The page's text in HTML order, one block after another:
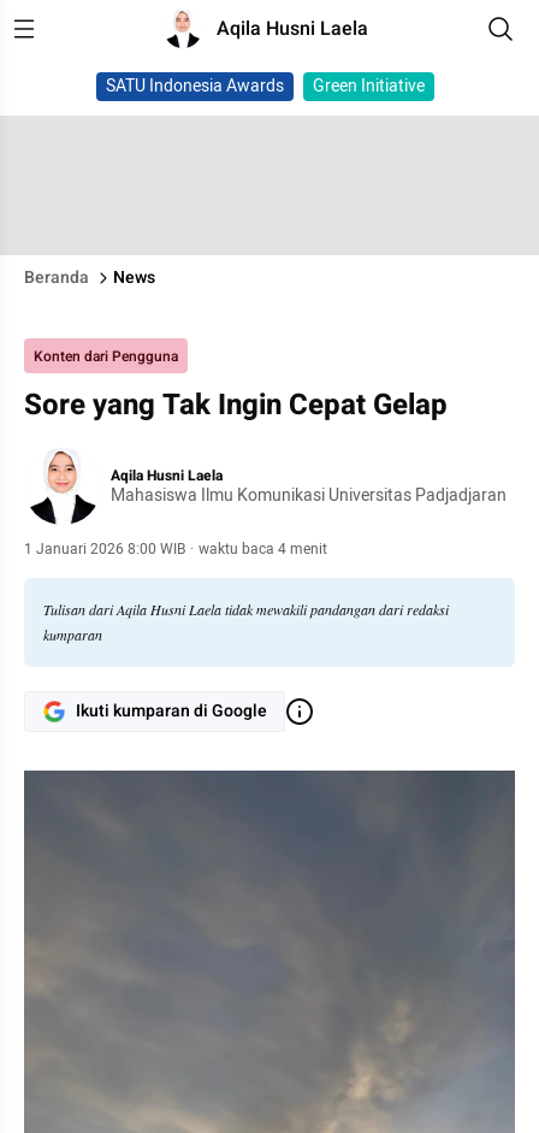
Aqila Husni Laela
SATU Indonesia Awards Green Initiative
Beranda News
Konten dari Pengguna
Sore yang Tak Ingin Cepat Gelap
Aqila Husni Laela
Mahasiswa Ilmu Komunikasi Universitas Padjadjaran
1 Januari 2026 8:00 WIB · waktu baca 4 menit
Tulisan dari Aqila Husni Laela tidak mewakili pandangan dari redaksi
kumparan
Ikuti kumparan di Google